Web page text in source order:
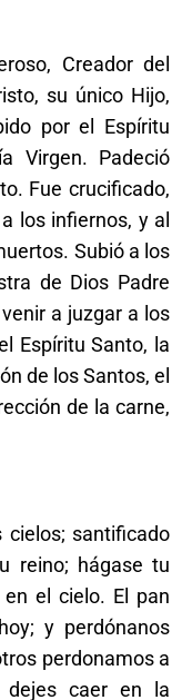
Creador del
su único Hijo,
por el Espíritu
Virgen. Padeció
Fue crucificado,
los infiernos, y al
Subió a los
de Dios Padre
a juzgar a los
Espíritu Santo, la
de los Santos, el
de la carne,
cielos; santificado
reino; hágase tu
el cielo. El pan
y perdónanos
perdonamos a
dejes caer en la